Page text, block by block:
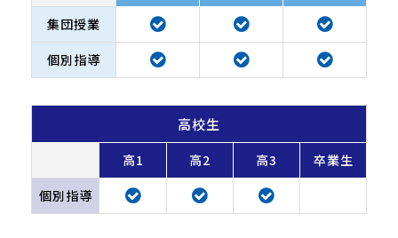
集団授業
個別指導
高校生
高1 高2 高3
卒業生
個別指導